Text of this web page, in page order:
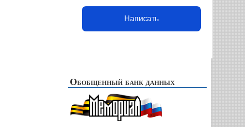
Написать
Обобщенный банк данных